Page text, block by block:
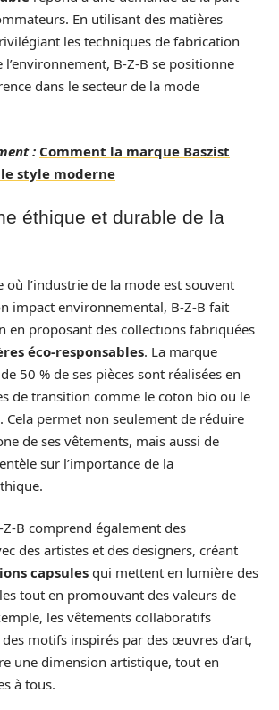
En utilisant des matières
les techniques de fabrication
l’environnement, B-Z-B se positionne
dans le secteur de la mode
: Comment la marque Baszist
style moderne
éthique et durable de la
où l’industrie de la mode est souvent
impact environnemental, B-Z-B fait
en proposant des collections fabriquées
éco-responsables. La marque
50 % de ses pièces sont réalisées en
de transition comme le coton bio ou le
Cela permet non seulement de réduire
de ses vêtements, mais aussi de
sur l’importance de la
Z-B comprend également des
des artistes et des designers, créant
capsulesqui mettent en lumière des
tout en promouvant des valeurs de
les vêtements collaboratifs
motifs inspirés par des œuvres d’art,
une dimension artistique, tout en
à tous.